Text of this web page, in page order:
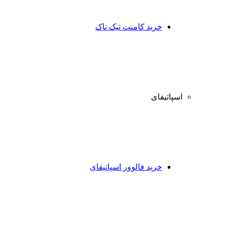
خرید کامنت تیک تاک
اسپاتیفای
خرید فالوور اسپاتیفای